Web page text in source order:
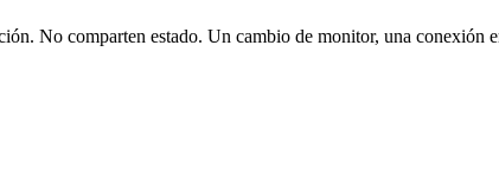
No comparten estado. Un cambio de monitor, una